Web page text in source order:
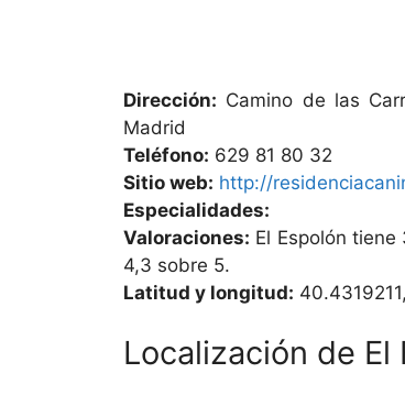
Dirección: Camino de las
Madrid
Teléfono: 629 81 80 32
Sitio web: http://
Especialidades:
Valoraciones: El Espolón
4,3 sobre 5.
Latitud y longitud:
Localización de El